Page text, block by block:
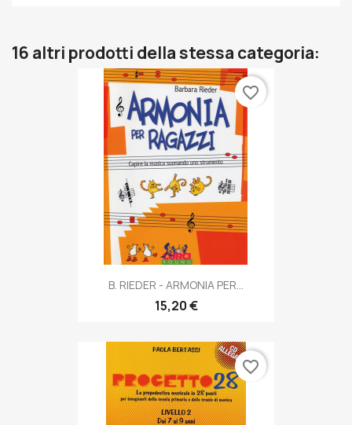
16 altri prodotti della stessa categoria:
B. RIEDER - ARMONIA PER...
15,20 €
favorite_border
favorite_border